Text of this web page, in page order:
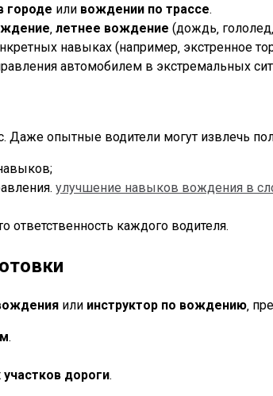
городе или вождении по трассе.
летнее вождение (дождь‚
навыках (например‚ экстренное
автомобилем в экстремальных
Даже опытные водители могут извлечь
улучшение навыков вождения в
ответственность каждого водителя.
или инструктор по вождению‚
.
дороги.